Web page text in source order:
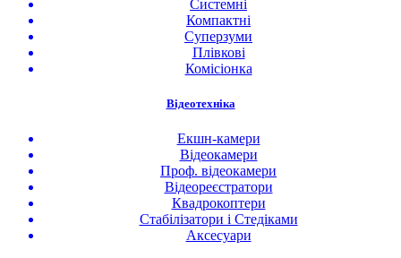
Системні
Компактні
Суперзуми
Плівкові
Комісіонка
Відеотехніка
Екшн-камери
Відеокамери
Проф. відеокамери
Відеореєстратори
Квадрокоптери
Стабілізатори і Стедіками
Аксесуари